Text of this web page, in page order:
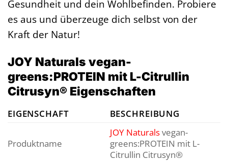
Gesundheit und dein Wohlbefinden. Probiere
es aus und überzeuge dich selbst von der
Kraft der Natur!
JOY Naturals vegan-
greens:PROTEIN mit L-Citrullin
Citrusyn® Eigenschaften
EIGENSCHAFT BESCHREIBUNG
Produktname
JOY Naturalsvegan-
greens:PROTEIN mit L-
Citrullin Citrusyn®